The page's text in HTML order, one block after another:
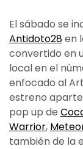
El sábado se
Antidoto28en
convertido en
local en el
enfocado al
estreno
pop up de
Warrior,
también de la